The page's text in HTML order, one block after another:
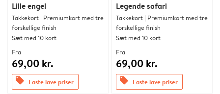
Lille engel
Takkekort | Premiumkort med tre
forskellige finish
Sæt med 10 kort
Fra
69,00 kr.
offers Faste lave priser
Legende safari
Takkekort | Premiumkort med tre
forskellige finish
Sæt med 10 kort
Fra
69,00 kr.
offers Faste lave priser